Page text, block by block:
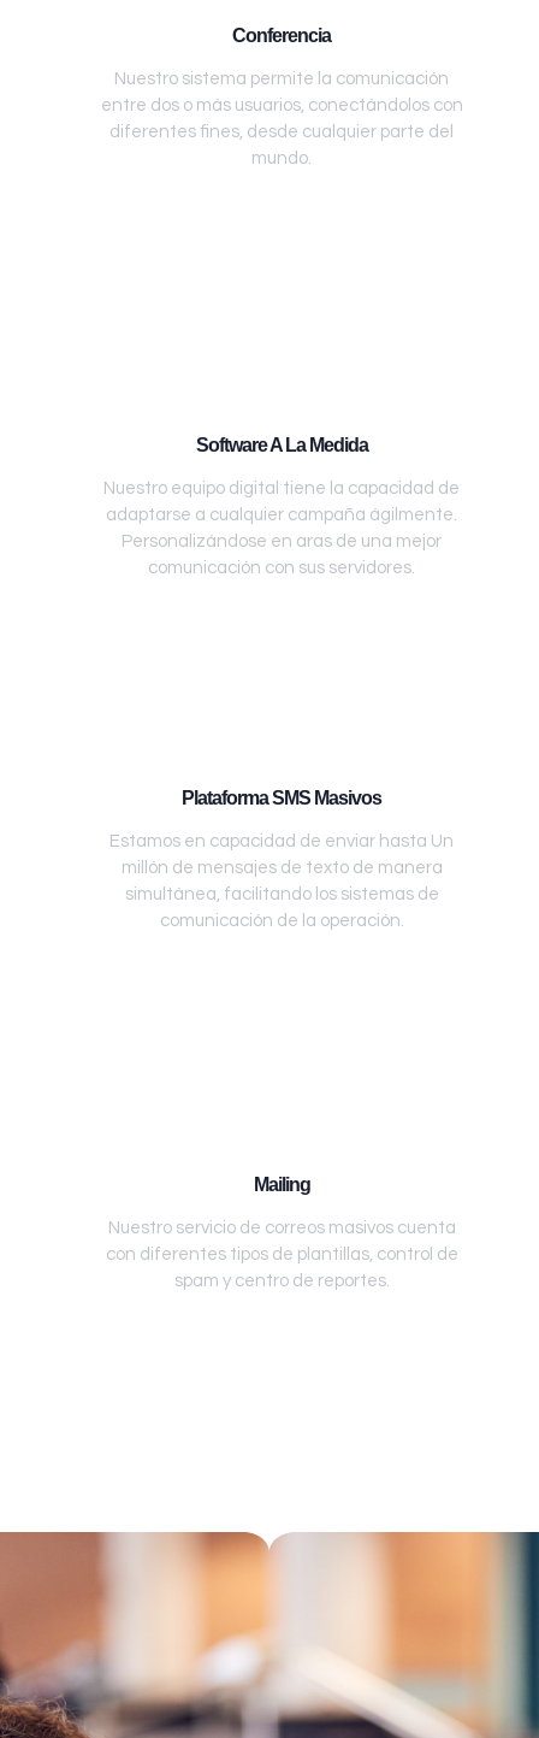
Conferencia
Nuestro sistema permite la comunicación
entre dos o más usuarios, conectándolos con
diferentes fines, desde cualquier parte del
mundo.
Software A La Medida
Nuestro equipo digital tiene la capacidad de
adaptarse a cualquier campaña ágilmente.
Personalizándose en aras de una mejor
comunicación con sus servidores.
Plataforma SMS Masivos
Estamos en capacidad de enviar hasta Un
millón de mensajes de texto de manera
simultánea, facilitando los sistemas de
comunicación de la operación.
Mailing
Nuestro servicio de correos masivos cuenta
con diferentes tipos de plantillas, control de
spam y centro de reportes.